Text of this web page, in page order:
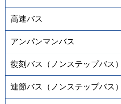
高速バス
アンパンマンバス
復刻バス（ノンステップバス）
連節バス（ノンステップバス）